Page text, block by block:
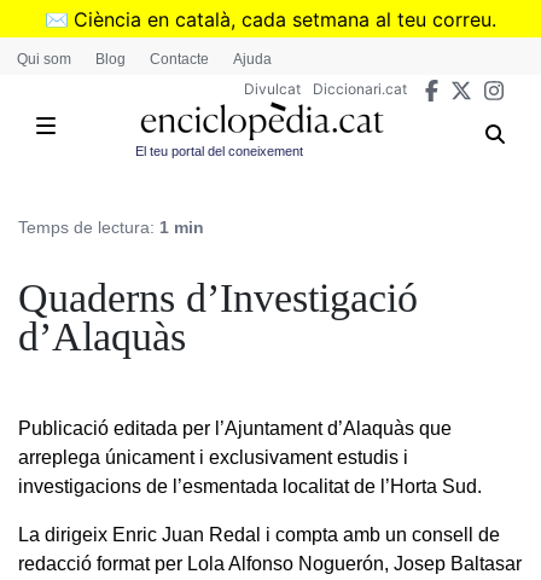
Vés
✉️ Ciència en català, cada setmana al teu correu.
➜Subscriu-te al butlletí de Divulcat
Qui som Blog Contacte Ajuda
Divulcat Diccionari.cat
El teu portal del coneixement
Temps de lectura: 1 min
Quaderns d’Investigació
d’Alaquàs
Publicació editada per l’Ajuntament d’Alaquàs que
arreplega únicament i exclusivament estudis i
investigacions de l’esmentada localitat de l’Horta Sud.
La dirigeix Enric Juan Redal i compta amb un consell de
redacció format per Lola Alfonso Noguerón, Josep Baltasar